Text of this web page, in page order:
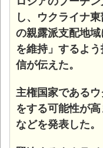
し、ウクライナ
の親露派支配地
を維持」するよう
信が伝えた。
主権国家である
をする可能性が
などを発表した。